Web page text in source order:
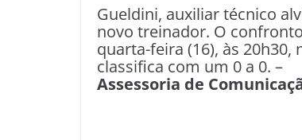
Gueldini, auxiliar técnico
novo treinador. O
quarta-feira (16), às 20h30,
classifica com um 0 a 0. –
Assessoria de